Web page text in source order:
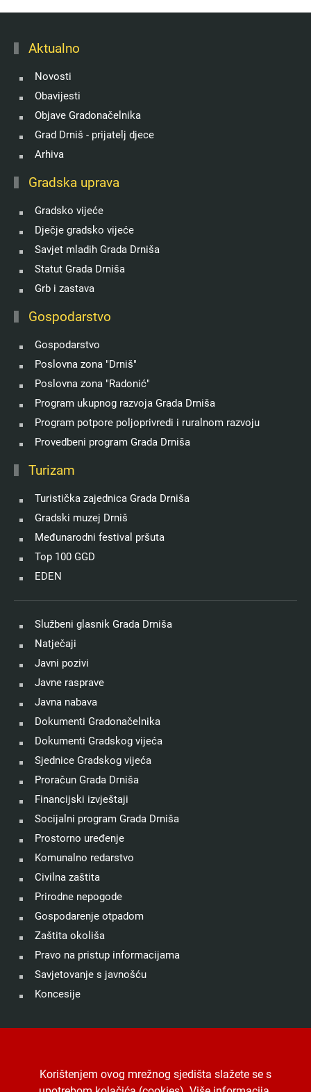
Aktualno
Novosti
Obavijesti
Objave Gradonačelnika
Grad Drniš - prijatelj djece
Arhiva
Gradska uprava
Gradsko vijeće
Dječje gradsko vijeće
Savjet mladih Grada Drniša
Statut Grada Drniša
Grb i zastava
Gospodarstvo
Gospodarstvo
Poslovna zona "Drniš"
Poslovna zona "Radonić"
Program ukupnog razvoja Grada Drniša
Program potpore poljoprivredi i ruralnom razvoju
Provedbeni program Grada Drniša
Turizam
Turistička zajednica Grada Drniša
Gradski muzej Drniš
Međunarodni festival pršuta
Top 100 GGD
EDEN
Službeni glasnik Grada Drniša
Natječaji
Javni pozivi
Javne rasprave
Javna nabava
Dokumenti Gradonačelnika
Dokumenti Gradskog vijeća
Sjednice Gradskog vijeća
Proračun Grada Drniša
Financijski izvještaji
Socijalni program Grada Drniša
Prostorno uređenje
Komunalno redarstvo
Civilna zaštita
Prirodne nepogode
Gospodarenje otpadom
Zaštita okoliša
Pravo na pristup informacijama
Savjetovanje s javnošću
Koncesije
Digitalna pristupačnost.Jedinstveni digitalni pristupnik
Korištenjem ovog mrežnog sjedišta slažete se s